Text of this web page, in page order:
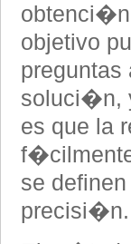
objetivo
soluci�n,
es que la
se
precisi�n.